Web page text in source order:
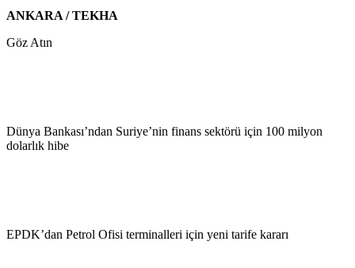
ANKARA / TEKHA
Göz Atın
Dünya Bankası’ndan Suriye’nin finans sektörü için 100 milyon
dolarlık hibe
EPDK’dan Petrol Ofisi terminalleri için yeni tarife kararı